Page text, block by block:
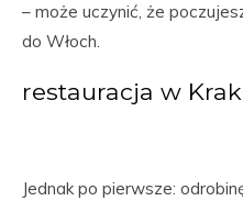
– może uczynić, że
do Włoch.
restauracja w
Jednak po pierwsze: